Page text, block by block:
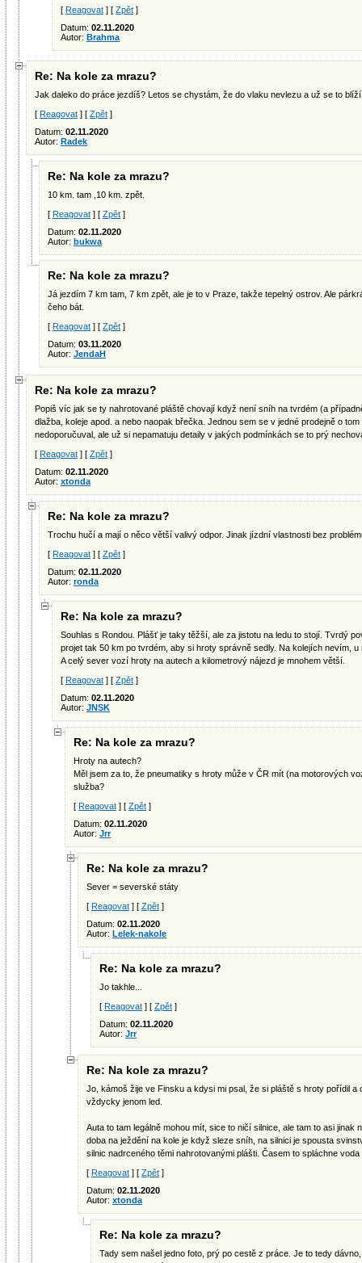
[ Reagovat ] [ Zpět ]
Datum: 02.11.2020
Autor: Brahma
Re: Na kole za mrazu?
Jak daleko do práce jezdíš? Letos se chystám, že do vlaku nevlezu a už se to
[ Reagovat ] [ Zpět ]
Datum: 02.11.2020
Autor: Radek
Re: Na kole za mrazu?
10 km. tam ,10 km. zpět.
[ Reagovat ] [ Zpět ]
Datum: 02.11.2020
Autor: bukwa
Re: Na kole za mrazu?
Já jezdím 7 km tam, 7 km zpět, ale je to v Praze, takže tepelný ostrov. Ale
čeho bát.
[ Reagovat ] [ Zpět ]
Datum: 03.11.2020
Autor: JendaH
Re: Na kole za mrazu?
Popiš víc jak se ty nahrotované pláště chovají když není sníh na tvrdém (a
dlažba, koleje apod. a nebo naopak břečka. Jednou sem se v jedné prodejně o
nedoporučuval, ale už si nepamatuju detaily v jakých podmínkách se to prý
[ Reagovat ] [ Zpět ]
Datum: 02.11.2020
Autor: xtonda
Re: Na kole za mrazu?
Trochu hučí a mají o něco větší valivý odpor. Jinak jízdní vlastnosti bez
[ Reagovat ] [ Zpět ]
Datum: 02.11.2020
Autor: ronda
Re: Na kole za mrazu?
Souhlas s Rondou. Plášť je taky těžší, ale za jistotu na ledu to stojí. Tvrdý
projet tak 50 km po tvrdém, aby si hroty správně sedly. Na kolejích nevím, u
A celý sever vozí hroty na autech a kilometrový nájezd je mnohem větší.
[ Reagovat ] [ Zpět ]
Datum: 02.11.2020
Autor: JNSK
Re: Na kole za mrazu?
Hroty na autech?
Měl jsem za to, že pneumatiky s hroty může v ČR mít (na motorových
služba?
[ Reagovat ] [ Zpět ]
Datum: 02.11.2020
Autor: Jrr
Re: Na kole za mrazu?
Sever = severské státy
[ Reagovat ] [ Zpět ]
Datum: 02.11.2020
Autor: Lelek-nakole
Re: Na kole za mrazu?
Jo takhle...
[ Reagovat ] [ Zpět ]
Datum: 02.11.2020
Autor: Jrr
Re: Na kole za mrazu?
Jo, kámoš žije ve Finsku a kdysi mi psal, že si pláště s hroty pořídil a
vždycky jenom led.
Auta to tam legálně mohou mít, sice to ničí silnice, ale tam to asi jinak
doba na ježdění na kole je když sleze sníh, na silnici je spousta
silnic nadrceného těmi nahrotovanými plášti. Časem to spláchne
[ Reagovat ] [ Zpět ]
Datum: 02.11.2020
Autor: xtonda
Re: Na kole za mrazu?
Tady sem našel jedno foto, prý po cestě z práce. Je to tedy